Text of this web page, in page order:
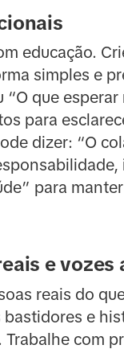
educação.
simples e
que
para
dizer: “O
para
e vozes
reais do
e
com